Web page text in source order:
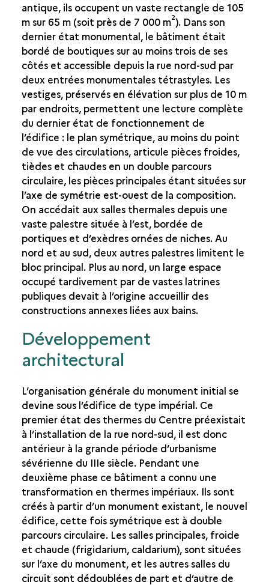
LES THERMES
LES THERMES DU SUD
LES THERMES DU CENTRE
LE HAMMAN MANJAK
NYMPHÉE (PSEUDO « KALYBÉ »)
antique, ils occupent un vaste rectangle de 105
m sur 65 m (soit près de 7 000 m2). Dans son
dernier état monumental, le bâtiment était
bordé de boutiques sur au moins trois de ses
côtés et accessible depuis la rue nord-sud par
deux entrées monumentales tétrastyles. Les
vestiges, préservés en élévation sur plus de 10 m
par endroits, permettent une lecture complète
du dernier état de fonctionnement de
l’édifice : le plan symétrique, au moins du point
de vue des circulations, articule pièces froides,
tièdes et chaudes en un double parcours
circulaire, les pièces principales étant situées sur
l’axe de symétrie est-ouest de la composition.
On accédait aux salles thermales depuis une
vaste palestre située à l’est, bordée de
portiques et d’exèdres ornées de niches. Au
nord et au sud, deux autres palestres limitent le
bloc principal. Plus au nord, un large espace
occupé tardivement par de vastes latrines
publiques devait à l’origine accueillir des
constructions annexes liées aux bains.
Développement
architectural
L’organisation générale du monument initial se
devine sous l’édifice de type impérial. Ce
premier état des thermes du Centre préexistait
à l’installation de la rue nord-sud, il est donc
antérieur à la grande période d’urbanisme
sévérienne du IIIe siècle. Pendant une
deuxième phase ce bâtiment a connu une
transformation en thermes impériaux. Ils sont
créés à partir d’un monument existant, le nouvel
édifice, cette fois symétrique est à double
parcours circulaire. Les salles principales, froide
et chaude (frigidarium, caldarium), sont situées
sur l’axe du monument, et les autres salles du
circuit sont dédoublées de part et d’autre de